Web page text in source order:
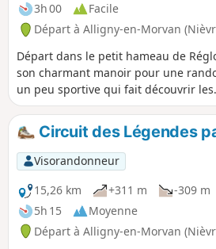
3h 00
Facile
Départ à Alligny-en-Morvan
Départ dans le petit hameau de
son charmant manoir pour une
un peu sportive qui fait découvrir les
paysages du Morvan avec les
forêts et les petits ruisseaux.
Circuit des Légendes
Visorandonneur
15,26 km
+311 m
-309 m
5h 15
Moyenne
Départ à Alligny-en-Morvan